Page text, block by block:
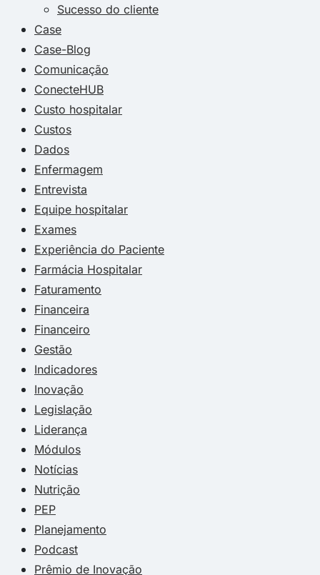
Sucesso do cliente
Case
Case-Blog
Comunicação
ConecteHUB
Custo hospitalar
Custos
Dados
Enfermagem
Entrevista
Equipe hospitalar
Exames
Experiência do Paciente
Farmácia Hospitalar
Faturamento
Financeira
Financeiro
Gestão
Indicadores
Inovação
Legislação
Liderança
Módulos
Notícias
Nutrição
PEP
Planejamento
Podcast
Prêmio de Inovação